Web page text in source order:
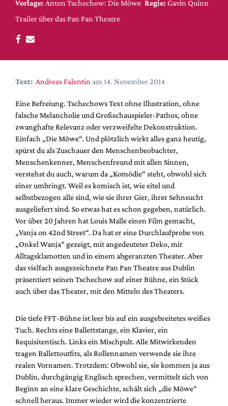
DdB-map
Kalender
Premierensuche
Festival-Planer
Hefte
Leseproben
Podcast
Service
Shop / Abo
Newsletter
Redaktion
Autor:innen
Partner
Mediadaten
Suche
Vorlage: Anton Tschechow: Die Möwe Regie: Gavin Quinn
Trailer über das Pan Pan Theatre
Text: Andreas Falentin am 14. November 2014
Eine Befreiung. Tschechows Text ohne Illustration, ohne
falsche Melancholie und Großschauspieler-Pathos, ohne
zwanghafte Relevanz oder verzweifelte Dekonstruktion.
Einfach „Die Möwe“. Und plötzlich wirkt alles ganz heutig,
spürst du als Zuschauer den Menschenbeobachter,
Menschenkenner, Menschenfreund mit allen Sinnen,
verstehst du auch, warum da „Komödie“ steht, obwohl sich
einer umbringt. Weil es komisch ist, wie eitel und
selbstbezogen alle sind, wie sie ihrer Gier, ihrer Sehnsucht
ausgeliefert sind. So etwas hat es schon gegeben, natürlich.
Vor über 20 Jahren hat Louis Malle einen Film gemacht,
„Vanja on 42nd Street“. Da hat er eine Durchlaufprobe von
„Onkel Wanja“ gezeigt, mit angedeuteter Deko, mit
Alltagsklamotten und in einem abgeranzten Theater. Aber
das vielfach ausgezeichnete Pan Pan Theatre aus Dublin
präsentiert seinen Tschechow auf einer Bühne, ein Stück
auch über das Theater, mit den Mitteln des Theaters.
Die tiefe FFT-Bühne ist leer bis auf ein ausgebreitetes weißes
Tuch. Rechts eine Ballettstange, ein Klavier, ein
Requisitentisch. Links ein Mischpult. Alle Mitwirkenden
tragen Ballettoutfits, als Rollennamen verwende sie ihre
realen Vornamen. Trotzdem: Obwohl sie, sie kommen ja aus
Dublin, durchgängig Englisch sprechen, vermittelt sich von
Beginn an eine klare Geschichte, schält sich „die Möwe“
schnell heraus. Immer wieder wird die konzentrierte